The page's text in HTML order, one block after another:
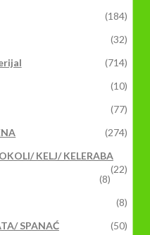
(184)
(32)
(714)
(10)
(77)
(274)
KELJ/ KELERABA
(22)
(8)
(8)
SPANAĆ
(50)